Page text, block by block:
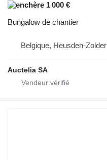
1 000 €
Bungalow de chantier
Belgique, Heusden-Zolder
Auctelia SA